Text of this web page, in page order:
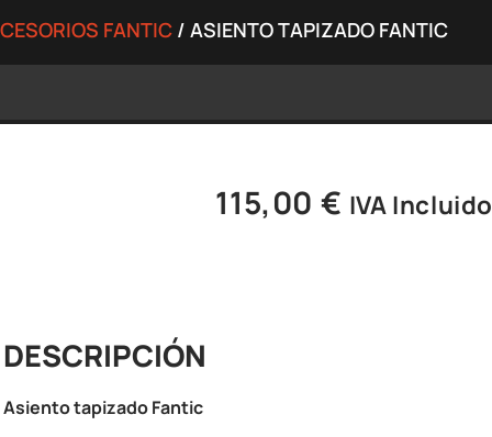
FANTIC / ASIENTO TAPIZADO FANTIC
115,00 € IVA Incluido
DESCRIPCIÓN
Asiento tapizado Fantic